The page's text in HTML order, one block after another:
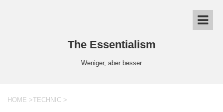
The Essentialism
Weniger, aber besser
HOME >TECHNIC >